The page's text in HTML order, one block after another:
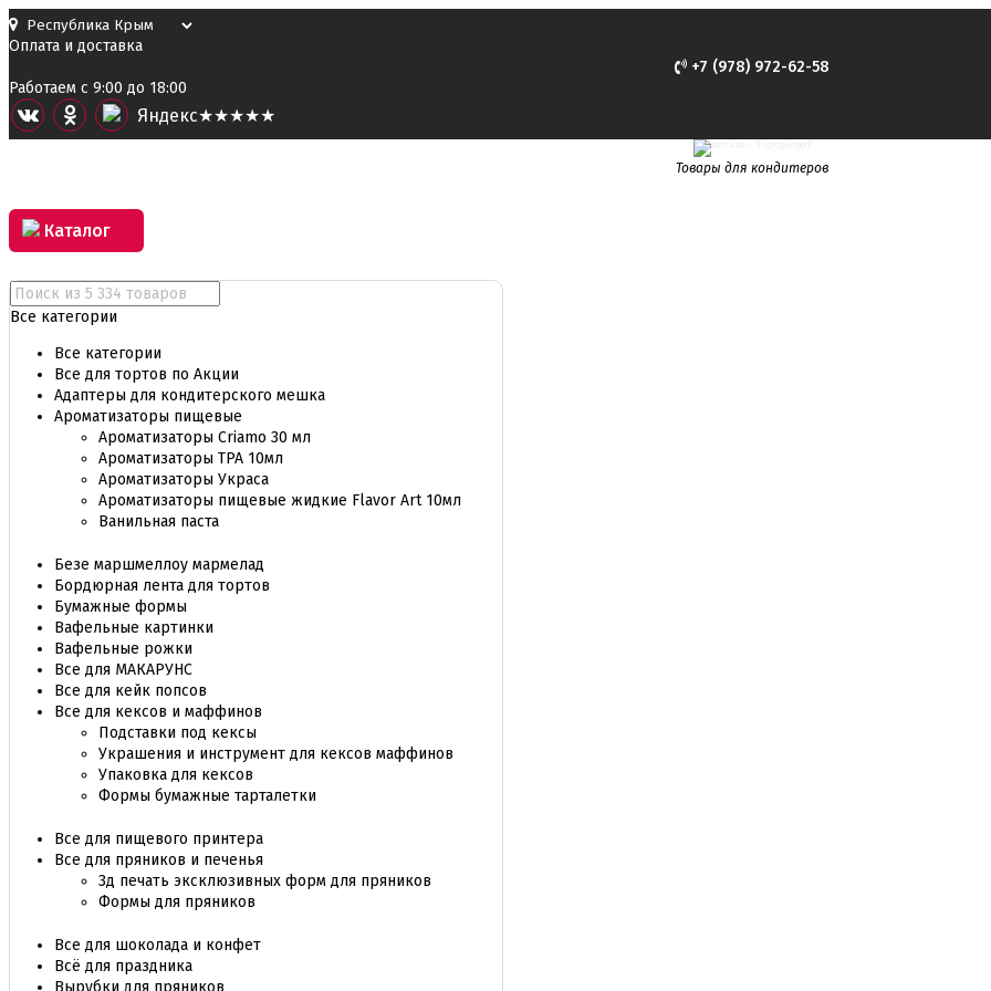
Оплата и доставка
+7 (978) 972-62-58
Работаем с 9:00 до 18:00
Яндекс★★★★★
Товары для кондитеров
Каталог
Все категории
Все категории
Все для тортов по Акции
Адаптеры для кондитерского мешка
Ароматизаторы пищевые
Ароматизаторы Criamo 30 мл
Ароматизаторы TPA 10мл
Ароматизаторы Украса
Ароматизаторы пищевые жидкие Flavor Art 10мл
Ванильная паста
Безе маршмеллоу мармелад
Бордюрная лента для тортов
Бумажные формы
Вафельные картинки
Вафельные рожки
Все для МАКАРУНС
Все для кейк попсов
Все для кексов и маффинов
Подставки под кексы
Украшения и инструмент для кексов маффинов
Упаковка для кексов
Формы бумажные тарталетки
Все для пищевого принтера
Все для пряников и печенья
3д печать эксклюзивных форм для пряников
Формы для пряников
Все для шоколада и конфет
Всё для праздника
Вырубки для пряников